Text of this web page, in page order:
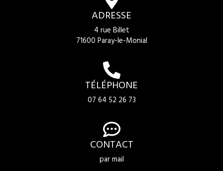
ADRESSE
4 rue Billet
71600 Paray-le-Monial
TÉLÉPHONE
07 64 52 26 73
CONTACT
par mail